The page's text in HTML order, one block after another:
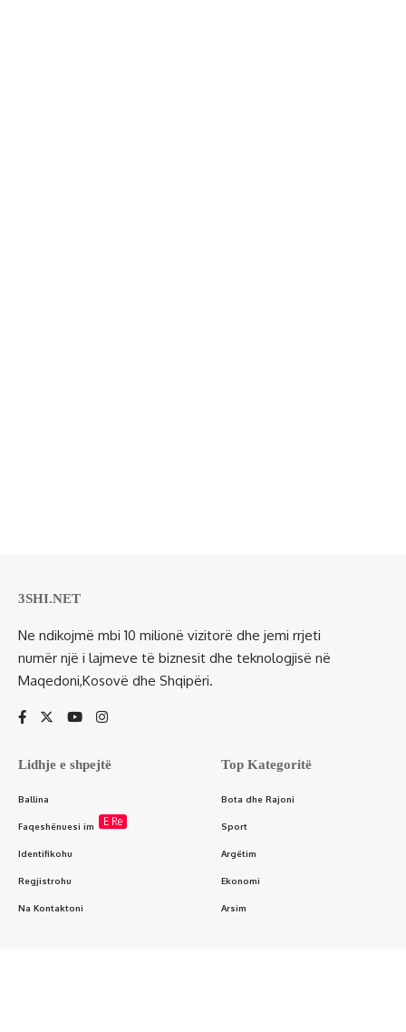
3SHI.NET
Ne ndikojmë mbi 10 milionë vizitorë dhe jemi rrjeti
numër një i lajmeve të biznesit dhe teknologjisë në
Maqedoni,Kosovë dhe Shqipëri.
Lidhje e shpejtë
Ballina
Faqeshënuesi im E Re
Identifikohu
Regjistrohu
Na Kontaktoni
Top Kategoritë
Bota dhe Rajoni
Sport
Argëtim
Ekonomi
Arsim